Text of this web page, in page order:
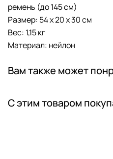
ремень (до 145 см)
Размер: 54 x 20 x 30 см
Вес: 1,15 кг
Материал: нейлон
Вам также может
С этим товаром